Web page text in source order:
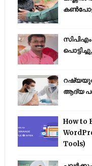
കൺപോള
ആദ്യ
How to
Tools)